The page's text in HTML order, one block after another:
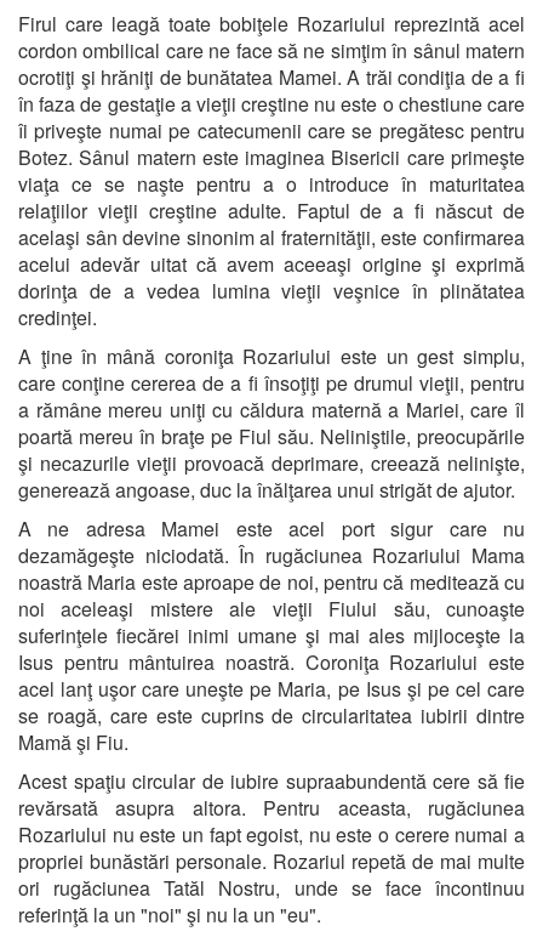
Firul care leagă toate bobiţele Rozariului reprezintă acel
cordon ombilical care ne face să ne simţim în sânul matern
ocrotiţi şi hrăniţi de bunătatea Mamei. A trăi condiţia de a fi
în faza de gestaţie a vieţii creştine nu este o chestiune care
îi priveşte numai pe catecumenii care se pregătesc pentru
Botez. Sânul matern este imaginea Bisericii care primeşte
viaţa ce se naşte pentru a o introduce în maturitatea
relaţiilor vieţii creştine adulte. Faptul de a fi născut de
acelaşi sân devine sinonim al fraternităţii, este confirmarea
acelui adevăr uitat că avem aceeaşi origine şi exprimă
dorinţa de a vedea lumina vieţii veşnice în plinătatea
credinţei.
A ţine în mână coroniţa Rozariului este un gest simplu,
care conţine cererea de a fi însoţiţi pe drumul vieţii, pentru
a rămâne mereu uniţi cu căldura maternă a Mariei, care îl
poartă mereu în braţe pe Fiul său. Neliniştile, preocupările
şi necazurile vieţii provoacă deprimare, creează nelinişte,
generează angoase, duc la înălţarea unui strigăt de ajutor.
A ne adresa Mamei este acel port sigur care nu
dezamăgeşte niciodată. În rugăciunea Rozariului Mama
noastră Maria este aproape de noi, pentru că meditează cu
noi aceleaşi mistere ale vieţii Fiului său, cunoaşte
suferinţele fiecărei inimi umane şi mai ales mijloceşte la
Isus pentru mântuirea noastră. Coroniţa Rozariului este
acel lanţ uşor care uneşte pe Maria, pe Isus şi pe cel care
se roagă, care este cuprins de circularitatea iubirii dintre
Mamă şi Fiu.
Acest spaţiu circular de iubire supraabundentă cere să fie
revărsată asupra altora. Pentru aceasta, rugăciunea
Rozariului nu este un fapt egoist, nu este o cerere numai a
propriei bunăstări personale. Rozariul repetă de mai multe
ori rugăciunea Tatăl Nostru, unde se face încontinuu
referinţă la un "noi" şi nu la un "eu".